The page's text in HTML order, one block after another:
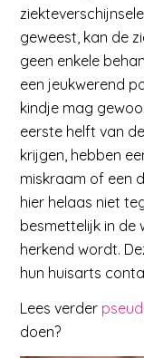
geweest, kan de
geen enkele
een jeukwerend
kindje mag
eerste helft van de
krijgen, hebben
miskraam of een
hier helaas niet
besmettelijk in de
herkend wordt.
hun huisarts
Lees verder
doen?